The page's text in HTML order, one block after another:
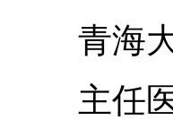
青海大
主任医